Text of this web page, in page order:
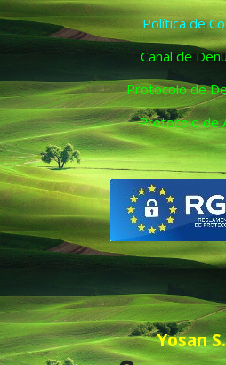
Política de
Canal de
Protocolo de
Protocolo de
Yosan